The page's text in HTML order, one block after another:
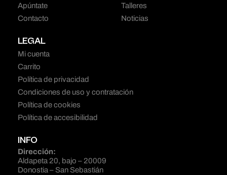
Apúntate
Contacto
Talleres
Noticias
LEGAL
Mi cuenta
Carrito
Política de privacidad
Condiciones de uso y contratación
Política de cookies
Política de accesibilidad
INFO
Dirección:
Aldapeta 20, bajo – 20009
Donostia – San Sebastián